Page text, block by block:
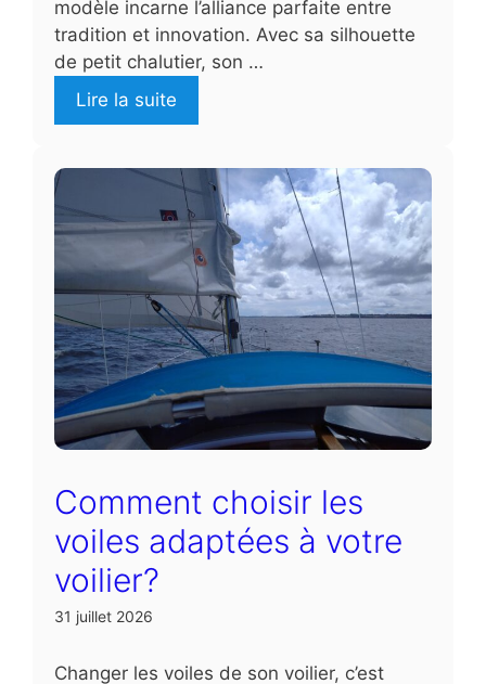
modèle incarne l’alliance parfaite entre
tradition et innovation. Avec sa silhouette
de petit chalutier, son …
Lire la suite
Comment choisir les
voiles adaptées à votre
voilier?
31 juillet 2026
Changer les voiles de son voilier, c’est